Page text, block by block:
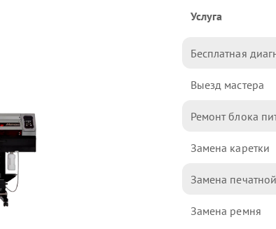
Услуга
Бесплатная
Выезд мастера
Ремонт блока
Замена каретки
Замена
Замена ремня